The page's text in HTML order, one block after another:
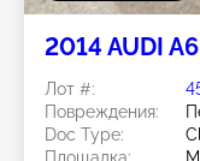
2014 AUDI
Лот #:
Повреждения:
Doc Type:
Площадка: